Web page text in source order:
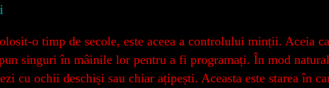
o timp de secole, este aceea a controlului minții. Aceia
singuri în mâinile lor pentru a fi programați. În mod
cu ochii deschiși sau chiar ațipești. Aceasta este starea în